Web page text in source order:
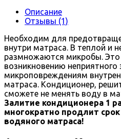
мл.)
Описание
Отзывы (1)
Необходим для
внутри матраса. В теплой и
размножаются микробы. Это
возникновению неприятного
микроповреждениям
матраса. Кондиционер,
сможете не менять воду в
Залитие кондиционера 1
многократно продлит
водяного матраса!